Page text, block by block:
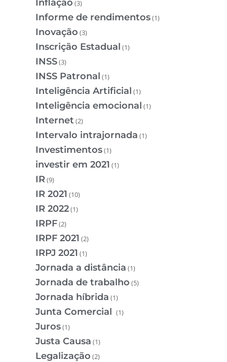
Inflação (3)
Informe de rendimentos(1)
Inovação (3)
Inscrição Estadual (1)
INSS(3)
INSS Patronal (1)
Inteligência Artificial (1)
Inteligência emocional (1)
Internet (2)
Intervalo intrajornada (1)
Investimentos(1)
investir em 2021 (1)
IR(9)
IR 2021 (10)
IR 2022(1)
IRPF(2)
IRPF 2021 (2)
IRPJ 2021 (1)
Jornada a distância (1)
Jornada de trabalho (5)
Jornada híbrida (1)
Junta Comercial (1)
Juros(1)
Justa Causa (1)
Legalização (2)